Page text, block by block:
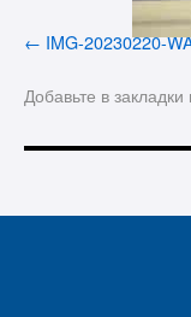
IMG-20230220-
Добавьте в закладки